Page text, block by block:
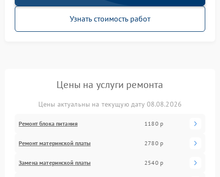
Узнать стоимость работ
Цены на услуги ремонта
Цены актуальны на текущую дату 08.08.2026
Ремонт блока питания 1180 р
Ремонт материнской платы 2780 р
Замена материнской платы 2540 р